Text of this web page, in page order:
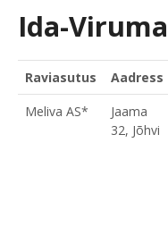
Ida-
Raviasutus Aadress
Meliva AS*
Jaama
32, Jõhvi